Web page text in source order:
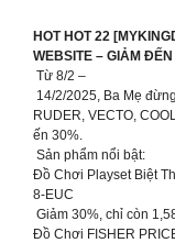
HOT HOT 22
WEBSITE – GIẢM
Từ 8/2 –
14/2/2025, Ba Mẹ
RUDER, VECTO,
ến 30%.
Sản phẩm nổi bật:
Đồ Chơi Playset Biệt
8-EUC
Giảm 30%, chỉ còn
Đồ Chơi FISHER